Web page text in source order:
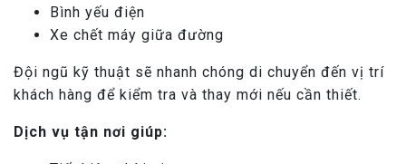
Bình yếu điện
Xe chết máy giữa đường
Đội ngũ kỹ thuật sẽ nhanh chóng di chuyển đến vị trí
khách hàng để kiểm tra và thay mới nếu cần thiết.
Dịch vụ tận nơi giúp: